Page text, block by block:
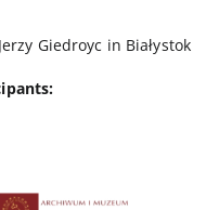
Giedroyc in Białystok